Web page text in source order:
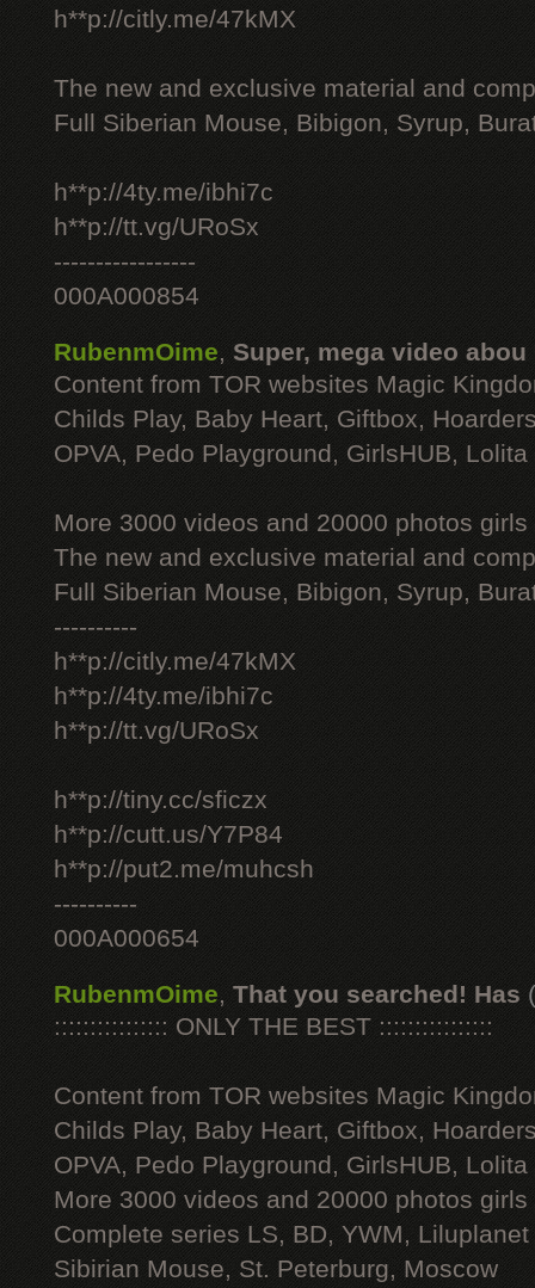
h**p://citly.me/47kMX
The new and exclusive material and
Full Siberian Mouse, Bibigon, Syrup,
h**p://4ty.me/ibhi7c
h**p://tt.vg/URoSx
-----------------
000A000854
RubenmOime, Super, mega video abou
Content from TOR websites Magic
Childs Play, Baby Heart, Giftbox,
OPVA, Pedo Playground, GirlsHUB, Lolita
More 3000 videos and 20000 photos
The new and exclusive material and
Full Siberian Mouse, Bibigon, Syrup,
----------
h**p://citly.me/47kMX
h**p://4ty.me/ibhi7c
h**p://tt.vg/URoSx
h**p://tiny.cc/sficzx
h**p://cutt.us/Y7P84
h**p://put2.me/muhcsh
----------
000A000654
RubenmOime, That you searched! Has
:::::::::::::::: ONLY THE BEST ::::::::::::::::
Content from TOR websites Magic
Childs Play, Baby Heart, Giftbox,
OPVA, Pedo Playground, GirlsHUB, Lolita
More 3000 videos and 20000 photos
Complete series LS, BD, YWM, Liluplanet
Sibirian Mouse, St. Peterburg, Moscow